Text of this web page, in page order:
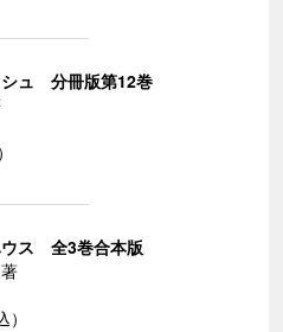
シュ 分冊版第12巻
ウス 全3巻合本版